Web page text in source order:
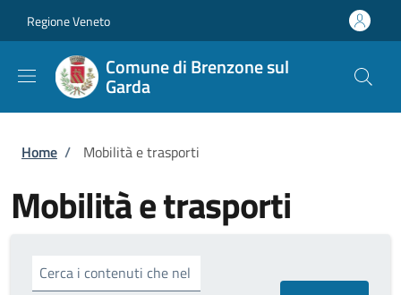
Regione Veneto
Comune di Brenzone sul
Garda
Briciole di pane
Home / Mobilità e trasporti
Mobilità e trasporti
Cerca i contenuti che nel